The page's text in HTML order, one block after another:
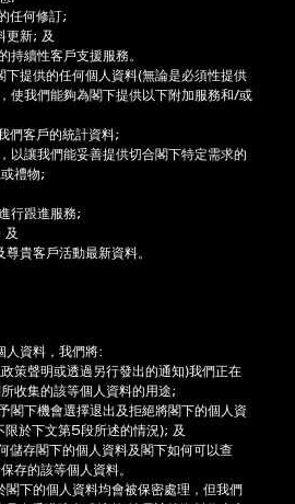
任何修訂;
更新; 及
持續性客戶支援服務。
下提供的任何個人資料(無論是必須性提供
使我們能夠為閣下提供以下附加服務和/或
們客戶的統計資料;
以讓我們能妥善提供切合閣下特定需求的
禮物;
行跟進服務;
及
貴客戶活動最新資料。
人資料，我們將:
策聲明或透過另行發出的通知)我們正在
收集的該等個人資料的用途;
閣下機會選擇退出及拒絕將閣下的個人資
限於下文第5段所述的情況); 及
儲存閣下的個人資料及閣下如何可以查
存的該等個人資料。
閣下的個人資料均會被保密處理，但我們